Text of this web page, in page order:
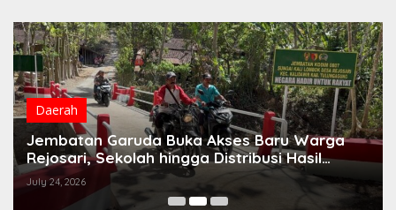
Daerah
Jembatan Garuda Buka Akses Baru Warga
Rejosari, Sekolah hingga Distribusi Hasil
Panen Kian Lancar
July 24, 2026